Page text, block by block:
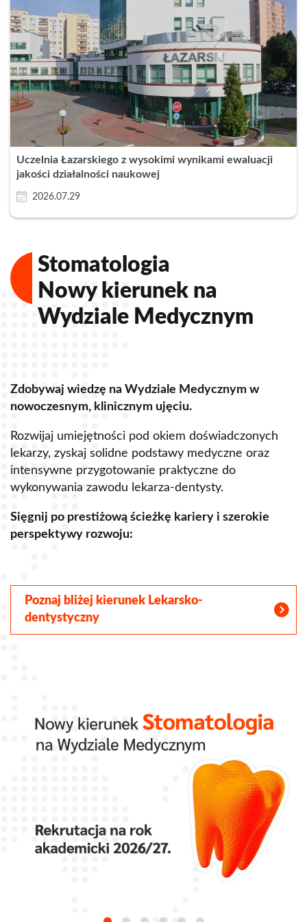
Uczelnia Łazarskiego z wysokimi wynikami ewaluacji
jakości działalności naukowej
2026.07.29
Stomatologia
Nowy kierunek na
Wydziale Medycznym
Zdobywaj wiedzę na Wydziale Medycznym w
nowoczesnym, klinicznym ujęciu.
Rozwijaj umiejętności pod okiem doświadczonych
lekarzy, zyskaj solidne podstawy medyczne oraz
intensywne przygotowanie praktyczne do
wykonywania zawodu lekarza-dentysty.
Sięgnij po prestiżową ścieżkę kariery i szerokie
perspektywy rozwoju:
Poznaj bliżej kierunek Lekarsko-
dentystyczny